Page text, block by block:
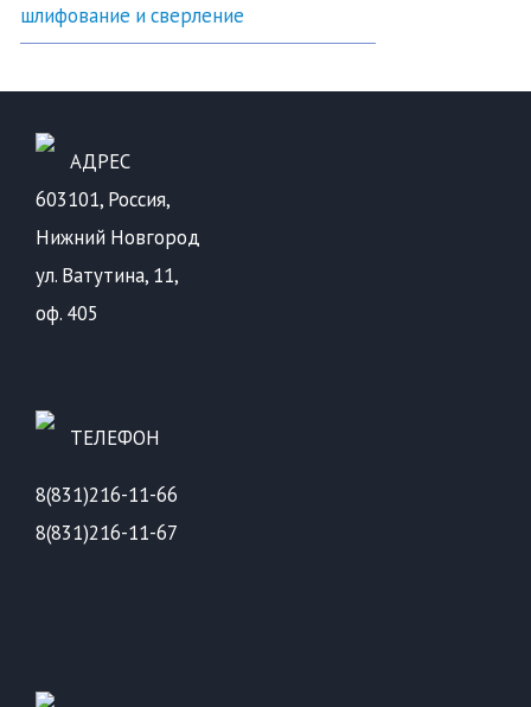
шлифование и сверление
АДРЕС
603101, Россия,
Нижний Новгород
ул. Ватутина, 11,
оф. 405
ТЕЛЕФОН
8(831)216-11-66
8(831)216-11-67